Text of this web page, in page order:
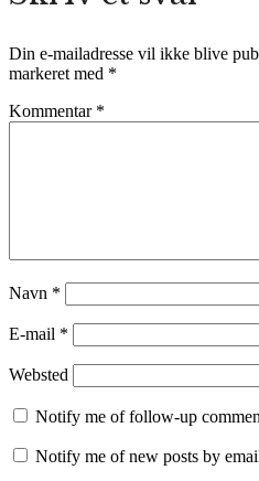
Din e-mailadresse vil ikke blive
markeret med *
Kommentar *
Navn *
E-mail *
Websted
Notify me of follow-up
Notify me of new posts by